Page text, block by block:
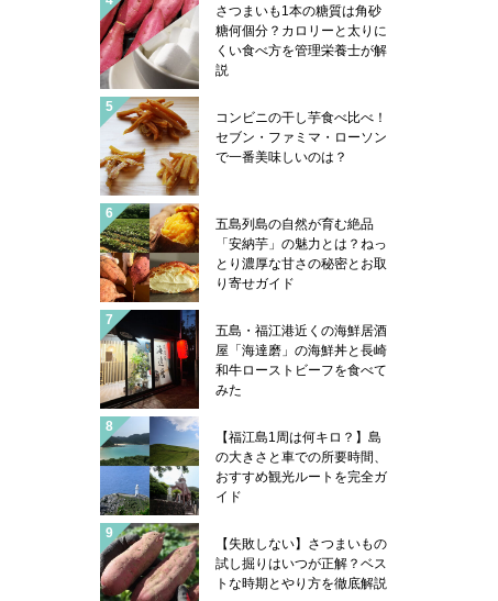
さつまいも1本の糖質は角砂
糖何個分？カロリーと太りに
くい食べ方を管理栄養士が解
説
コンビニの干し芋食べ比べ！
セブン・ファミマ・ローソン
で一番美味しいのは？
五島列島の自然が育む絶品
「安納芋」の魅力とは？ねっ
とり濃厚な甘さの秘密とお取
り寄せガイド
五島・福江港近くの海鮮居酒
屋「海達磨」の海鮮丼と長崎
和牛ローストビーフを食べて
みた
【福江島1周は何キロ？】島
の大きさと車での所要時間、
おすすめ観光ルートを完全ガ
イド
【失敗しない】さつまいもの
試し掘りはいつが正解？ベス
トな時期とやり方を徹底解説